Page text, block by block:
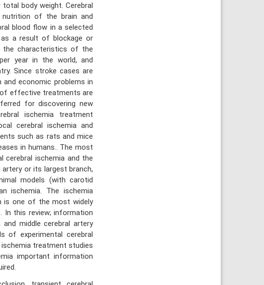
body weight. Cerebral
of the brain and
blood flow in a selected
as a result of blockage or
the characteristics of the
year in the world, and
Since stroke cases are
economic problems in
effective treatments are
for discovering new
ischemia treatment
cerebral ischemia and
such as rats and mice
in humans.. The most
ischemia and the
or its largest branch,
models (with carotid
ischemia. The ischemia
is one of the most widely
In this review; information
middle cerebral artery
of experimental cerebral
treatment studies
important information